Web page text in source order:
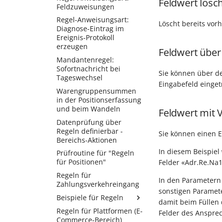
Löscht bereits
Feldwert
Sie können über
Eingabefeld
Feldwert mit
Sie können einen
In diesem
Felder
In den
sonstigen
damit beim Füllen
Felder des
einlesen
Zertifikatskennwort
vergessen
Bereinigung des
Mandanten
(über das
Bearbeitungsformular)
Nach dem Neuanlegen
(über das
Erfassungsformular)
Nach dem Neuanlegen
bzw. Ändern (über das
Erfassungsformular)
Nach dem Öffnen eines
Mandanten
Nach einem
Jahreswechsel
Nach einem
Monatswechsel
Nach einem
Tageswechsel
Nach Verlassen der
Artikelnummerneingabe
// des
Artikelnummereingabefelds
Nach der Vorgangs-
Feldzuweisungen
Regel-Anweisungsart:
Diagnose-Eintrag im
Ereignis-Protokoll
erzeugen
Mandantenregel:
Sofortnachricht bei
Tageswechsel
Warengruppensummen
in der Positionserfassung
und beim Wandeln
Datenprüfung über
Regeln definierbar -
Bereichs-Aktionen
Prüfroutine für "Regeln
für Positionen"
Regeln für
Zahlungsverkehreingang
Beispiele für Regeln
Berechnung der
Verpackungseinheit auf
Regeln für Plattformen (E-
Commerce-Bereich)